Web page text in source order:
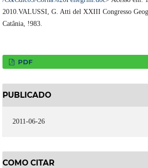
2010.VALUSSI, G. Atti del XXIII Congresso
Catânia, !983.
PDF
PUBLICADO
2011-06-26
COMO CITAR